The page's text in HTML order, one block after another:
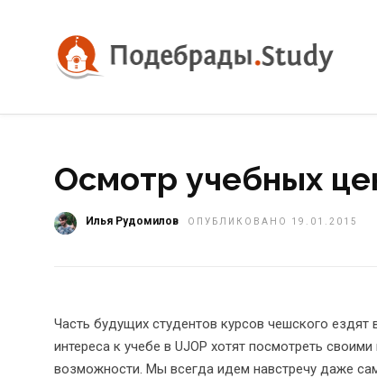
Осмотр учебных
Илья Рудомилов ОПУБЛИКОВАНО 19.01.2015
Часть будущих студентов курсов чешского
интереса к учебе в UJOP хотят посмотреть
возможности. Мы всегда идем навстречу даже